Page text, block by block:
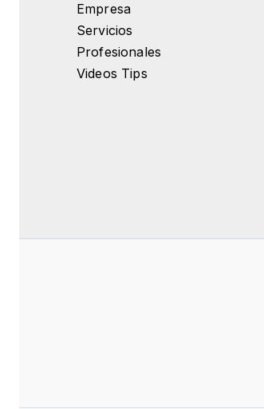
Empresa
Servicios
Profesionales
Videos Tips